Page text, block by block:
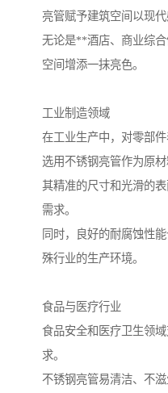
亮管赋予建筑空间以现
无论是**酒店、商业综
空间增添一抹亮色。
工业制造领域
在工业生产中，对零部
选用不锈钢亮管作为原材
其精准的尺寸和光滑的
需求。
同时，良好的耐腐蚀性
殊行业的生产环境。
食品与医疗行业
食品安全和医疗卫生领
求。
不锈钢亮管易清洁、不